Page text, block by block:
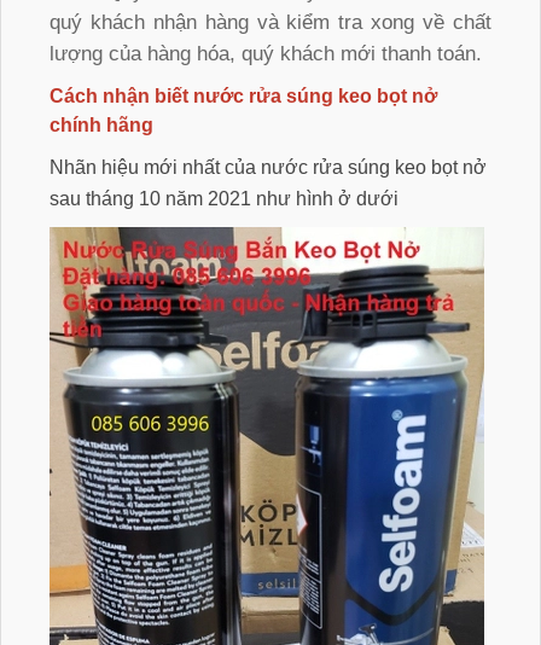
quý khách nhận hàng và kiểm tra xong về chất
lượng của hàng hóa, quý khách mới thanh toán.
Cách nhận biết nước rửa súng keo bọt nở
chính hãng
Nhãn hiệu mới nhất của nước rửa súng keo bọt nở
sau tháng 10 năm 2021 như hình ở dưới